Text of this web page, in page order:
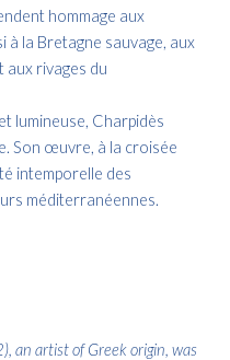
hommage aux
à la Bretagne sauvage, aux
aux rivages du
lumineuse, Charpidès
Son œuvre, à la croisée
intemporelle des
méditerranéennes.
an artist of Greek origin, was